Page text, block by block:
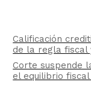
Calificación
de la regla fiscal
Corte suspende
el equilibrio